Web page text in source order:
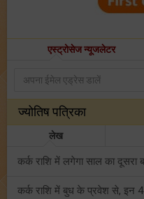
एस्ट्रोसेज न्यूजलेटर
ज्योतिष पत्रिका
लेख